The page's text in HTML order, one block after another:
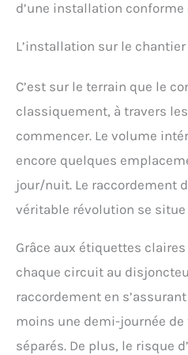
d’une installation conforme
L’installation sur le
C’est sur le terrain que le
classiquement, à travers
commencer. Le volume
encore quelques
jour/nuit. Le raccordement
véritable révolution se
Grâce aux étiquettes
chaque circuit au
raccordement en
moins une demi-journée
séparés. De plus, le risque